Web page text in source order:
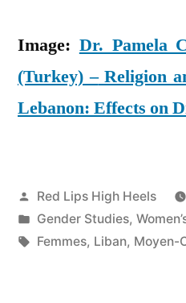
Image: Dr. Pamela
(Turkey) – Religion
Lebanon: Effects on
Posted
by
Red Lips High Heels
Posted
in
Gender Studies,
Tags:
Femmes, Liban, Moyen-